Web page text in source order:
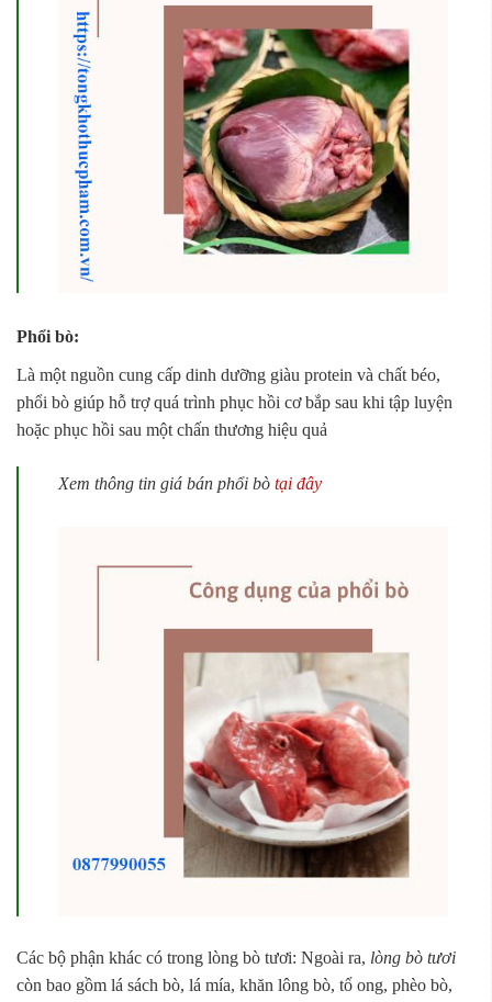
Phổi bò:
Là một nguồn cung cấp dinh dưỡng giàu protein và chất béo,
phổi bò giúp hỗ trợ quá trình phục hồi cơ bắp sau khi tập luyện
hoặc phục hồi sau một chấn thương hiệu quả
Xem thông tin giá bán phổi bò tại đây
Các bộ phận khác có trong lòng bò tươi: Ngoài ra, lòng bò tươi
còn bao gồm lá sách bò, lá mía, khăn lông bò, tổ ong, phèo bò,